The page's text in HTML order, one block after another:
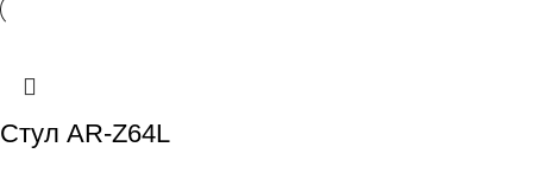
Стул AR-Z64L